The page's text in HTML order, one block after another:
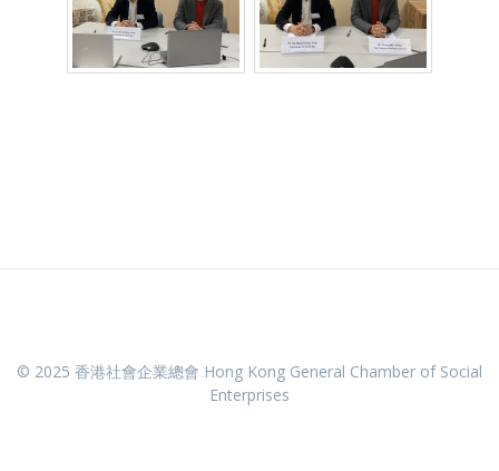
© 2025 香港社會企業總會 Hong Kong General Chamber of Social
Enterprises